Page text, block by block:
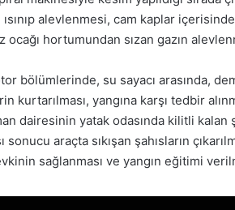
alevlenmesi, cam kaplar içerisinde
hortumundan sızan gazın
bölümlerinde, su sayacı arasında,
yangına karşı tedbir
dairesinin yatak odasında kilitli
araçta sıkışan şahısların
sağlanması ve yangın eğitimi